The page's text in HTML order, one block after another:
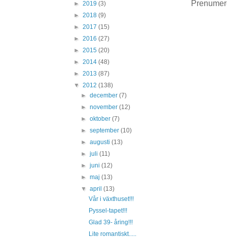
► 2019 (3)
► 2018 (9)
► 2017 (15)
► 2016 (27)
► 2015 (20)
► 2014 (48)
► 2013 (87)
▼ 2012 (138)
►december(7)
►november(12)
►oktober(7)
►september(10)
►augusti(13)
►juli(11)
►juni(12)
►maj(13)
▼april(13)
Vår i växthuset!!!
Pyssel-tapet!!!
Glad 39- åring!!!
Lite romantiskt.....